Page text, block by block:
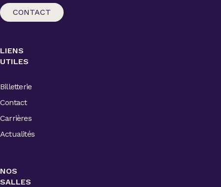
CONTACT
LIENS
UTILES
Billetterie
Contact
Carrières
Actualités
NOS
SALLES